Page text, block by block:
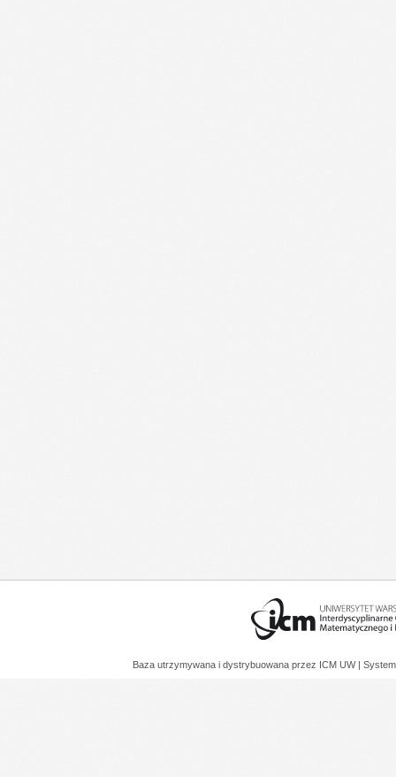
Baza utrzymywana i dystrybuowana przez ICM UW |